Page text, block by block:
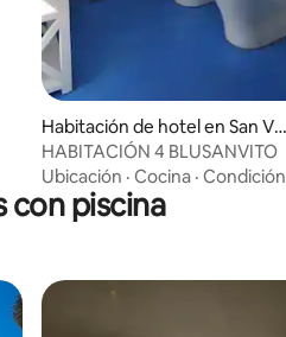
Habitación de hotel en San Vit
o Lo Capo
HABITACIÓN 4 BLUSANVITO
Ubicación · Cocina · Condición
con piscina